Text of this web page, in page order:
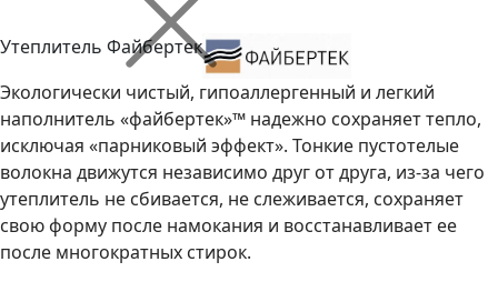
Утеплитель Файбертек
Экологически чистый, гипоаллергенный и легкий
наполнитель «файбертек»™ надежно сохраняет тепло,
исключая «парниковый эффект». Тонкие пустотелые
волокна движутся независимо друг от друга, из-за чего
утеплитель не сбивается, не слеживается, сохраняет
свою форму после намокания и восстанавливает ее
после многократных стирок.